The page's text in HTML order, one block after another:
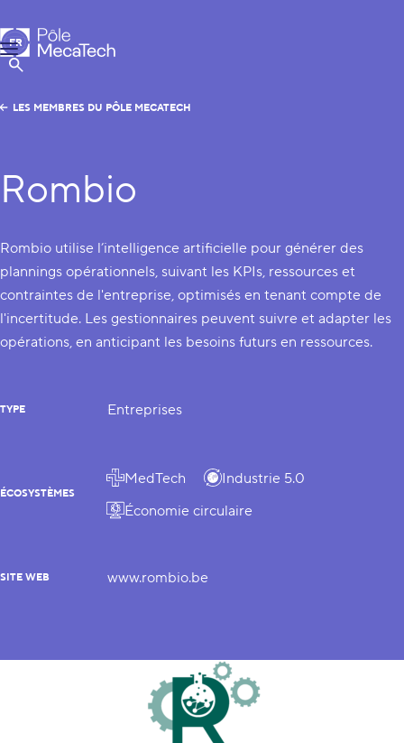
Pôle MecaTech
Menu
Afficher la Recherche
FR
EN
LES MEMBRES DU PÔLE MECATECH
Rombio
Rombio utilise l’intelligence artificielle pour générer des
plannings opérationnels, suivant les KPIs, ressources et
contraintes de l'entreprise, optimisés en tenant compte de
l'incertitude. Les gestionnaires peuvent suivre et adapter les
opérations, en anticipant les besoins futurs en ressources.
TYPE Entreprises
ÉCOSYSTÈMES
MedTech
Industrie 5.0
Économie circulaire
SITE WEB www.rombio.be